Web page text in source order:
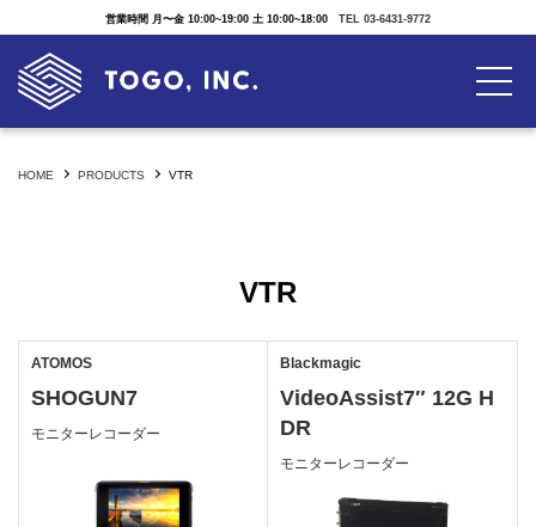
営業時間 月〜金 10:00~19:00 土 10:00~18:00 TEL 03-6431-9772
HOME PRODUCTS VTR
VTR
ATOMOS
SHOGUN7
モニターレコーダー
Blackmagic
VideoAssist7″ 12G H
DR
モニターレコーダー